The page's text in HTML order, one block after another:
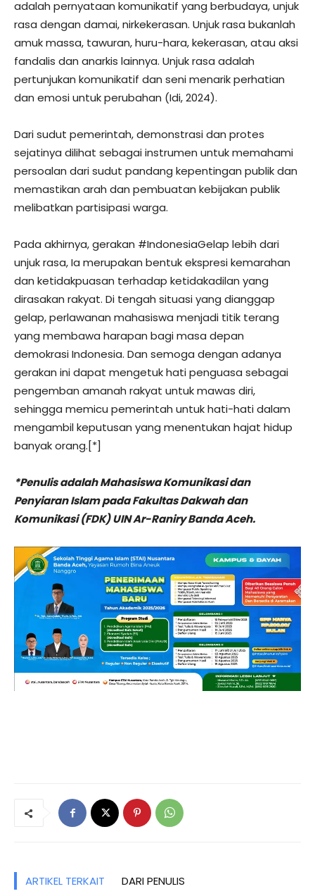
adalah pernyataan komunikatif yang berbudaya, unjuk
rasa dengan damai, nirkekerasan. Unjuk rasa bukanlah
amuk massa, tawuran, huru-hara, kekerasan, atau aksi
fandalis dan anarkis lainnya. Unjuk rasa adalah
pertunjukan komunikatif dan seni menarik perhatian
dan emosi untuk perubahan (Idi, 2024).
Dari sudut pemerintah, demonstrasi dan protes
sejatinya dilihat sebagai instrumen untuk memahami
persoalan dari sudut pandang kepentingan publik dan
memastikan arah dan pembuatan kebijakan publik
melibatkan partisipasi warga.
Pada akhirnya, gerakan #IndonesiaGelap lebih dari
unjuk rasa, Ia merupakan bentuk ekspresi kemarahan
dan ketidakpuasan terhadap ketidakadilan yang
dirasakan rakyat. Di tengah situasi yang dianggap
gelap, perlawanan mahasiswa menjadi titik terang
yang membawa harapan bagi masa depan
demokrasi Indonesia. Dan semoga dengan adanya
gerakan ini dapat mengetuk hati penguasa sebagai
pengemban amanah rakyat untuk mawas diri,
sehingga memicu pemerintah untuk hati-hati dalam
mengambil keputusan yang menentukan hajat hidup
banyak orang.[*]
*Penulis adalah Mahasiswa Komunikasi dan
Penyiaran Islam pada Fakultas Dakwah dan
Komunikasi (FDK) UIN Ar-Raniry Banda Aceh.
ARTIKEL TERKAIT DARI PENULIS